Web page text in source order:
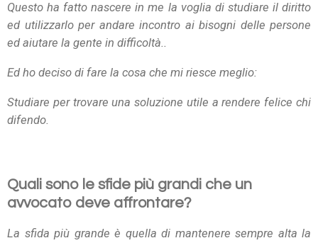
Questo ha fatto nascere in me la voglia di studiare il diritto
ed utilizzarlo per andare incontro ai bisogni delle persone
ed aiutare la gente in difficoltà..
Ed ho deciso di fare la cosa che mi riesce meglio:
Studiare per trovare una soluzione utile a rendere felice chi
difendo.
Quali sono le sfide più grandi che un
avvocato deve affrontare?
La sfida più grande è quella di mantenere sempre alta la